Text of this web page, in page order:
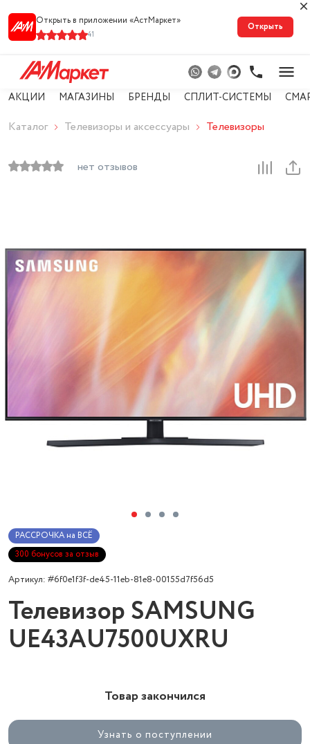
Открыть в приложении «АстМарке‪т‬»
41
Открыть
АКЦИИ МАГАЗИНЫ БРЕНДЫ СПЛИТ-СИСТЕМЫ
Каталог Телевизоры и аксессуары Телевизоры
нет отзывов
РАССРОЧКА на ВСЁ
300 бонусов за отзыв
Артикул: #6f0e1f3f-de45-11eb-81e8-00155d7f56d5
Телевизор SAMSUNG
UE43AU7500UXRU
Товар закончился
Узнать о поступлении